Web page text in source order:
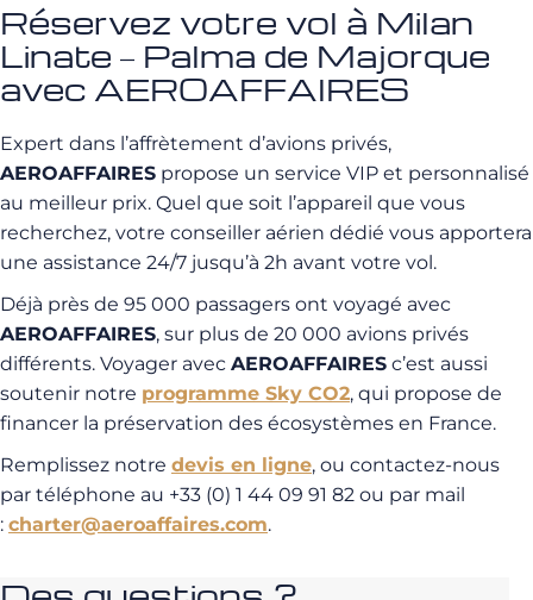
Réservez votre vol à Milan
Linate – Palma de Majorque
avec AEROAFFAIRES
Expert dans l’affrètement d’avions privés,
AEROAFFAIRES propose un service VIP et personnalisé
au meilleur prix. Quel que soit l’appareil que vous
recherchez, votre conseiller aérien dédié vous apportera
une assistance 24/7 jusqu’à 2h avant votre vol.
Déjà près de 95 000 passagers ont voyagé avec
AEROAFFAIRES, sur plus de 20 000 avions privés
différents. Voyager avec AEROAFFAIRES c’est aussi
soutenir notre programme Sky CO2, qui propose de
financer la préservation des écosystèmes en France.
Remplissez notre devis en ligne, ou contactez-nous
par téléphone au +33 (0) 1 44 09 91 82 ou par mail
: charter@aeroaffaires.com.